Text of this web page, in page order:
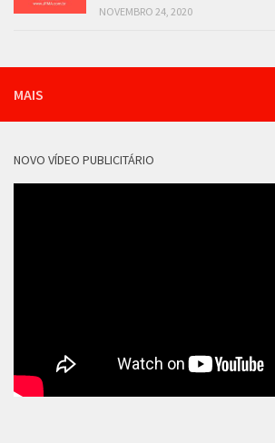
NOVEMBRO 24, 2020
MAIS
NOVO VÍDEO PUBLICITÁRIO